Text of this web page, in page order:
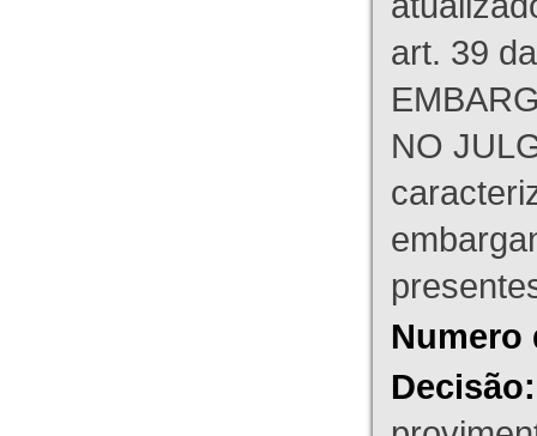
art. 39
NO
Numero
Decisão: